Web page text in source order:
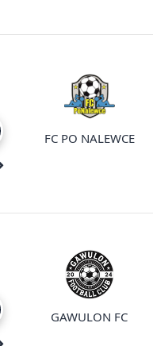
FC PO NALEWCE
GAWULON FC